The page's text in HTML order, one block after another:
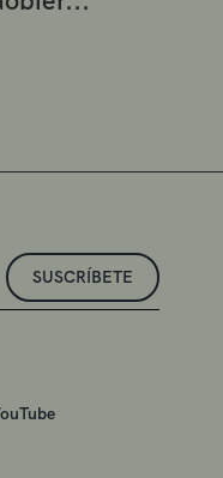
SUSCRÍBETE